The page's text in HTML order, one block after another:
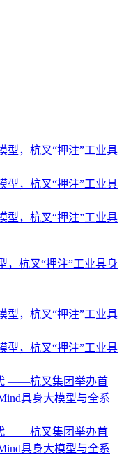
，杭叉“押注”工业具身